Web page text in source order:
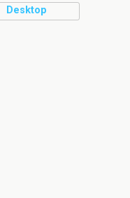
Desktop